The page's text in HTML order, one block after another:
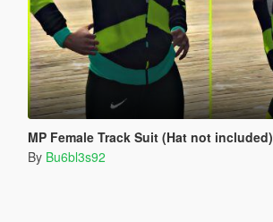
MP Female Track Suit (Hat not included)
By Bu6bl3s92